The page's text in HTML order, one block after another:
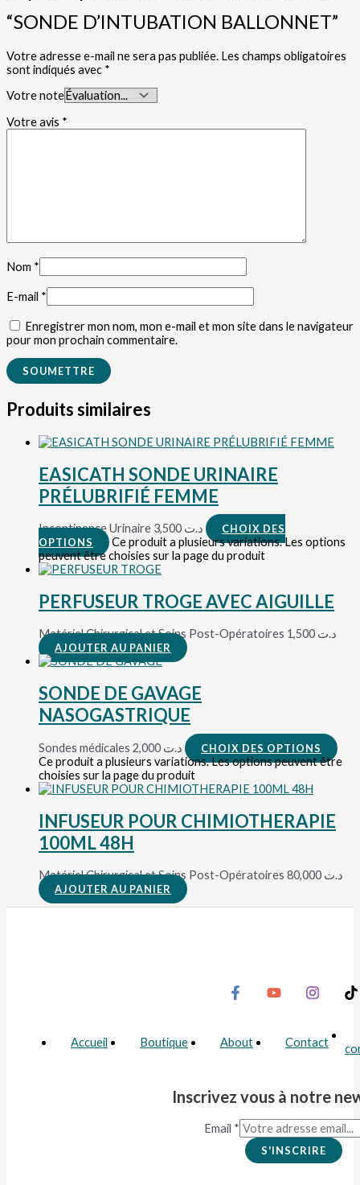
“SONDE D’INTUBATION BALLONNET”
Votre adresse e-mail ne sera pas publiée. Les champs obligatoires
sont indiqués avec *
Votre note
Votre avis *
Nom *
E-mail *
Enregistrer mon nom, mon e-mail et mon site dans le navigateur
pour mon prochain commentaire.
Produits similaires
EASICATH SONDE URINAIRE
PRÉLUBRIFIÉ FEMME
Incontinence Urinaire د.ت
CHOIX DES
OPTIONS
Ce produit a plusieurs variations. Les options
peuvent être choisies sur la page du produit
PERFUSEUR TROGE AVEC AIGUILLE
Matériel Chirurgical et Soins Post-Opératoires د.ت
AJOUTER AU PANIER
SONDE DE GAVAGE
NASOGASTRIQUE
Sondes médicales د.ت CHOIX DES OPTIONS
Ce produit a plusieurs variations. Les options peuvent être
choisies sur la page du produit
INFUSEUR POUR CHIMIOTHERAPIE
100ML 48H
Matériel Chirurgical et Soins Post-Opératoires د.ت
AJOUTER AU PANIER
Accueil Boutique About Contact
Inscrivez vous à notre
Email *
S'INSCRIRE